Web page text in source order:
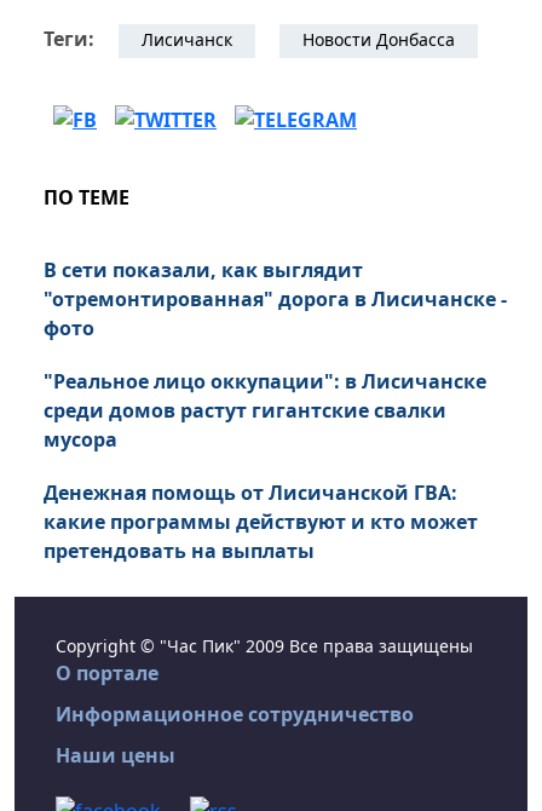
Теги: Лисичанск Новости Донбасса
ПО ТЕМЕ
В сети показали, как выглядит
"отремонтированная" дорога в Лисичанске -
фото
"Реальное лицо оккупации": в Лисичанске
среди домов растут гигантские свалки
мусора
Денежная помощь от Лисичанской ГВА:
какие программы действуют и кто может
претендовать на выплаты
Copyright © "Час Пик" 2009 Все права защищены
О портале
Информационное сотрудничество
Наши цены